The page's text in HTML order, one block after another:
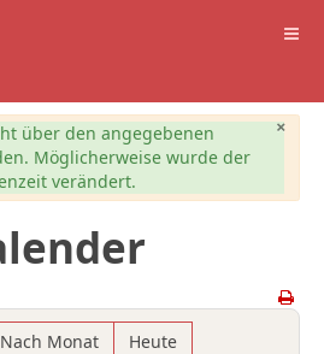
×
über den angegebenen
Möglicherweise wurde der
verändert.
Nach Monat
Heute